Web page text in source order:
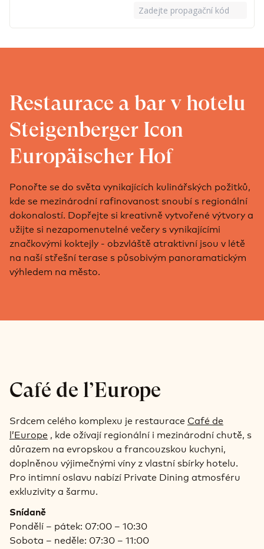
Zadejte propagační kód
Restaurace a bar v hotelu
Steigenberger Icon
Europäischer Hof
Ponořte se do světa vynikajících kulinářských požitků,
kde se mezinárodní rafinovanost snoubí s regionální
dokonalostí. Dopřejte si kreativně vytvořené výtvory a
užijte si nezapomenutelné večery s vynikajícími
značkovými koktejly - obzvláště atraktivní jsou v létě
na naší střešní terase s působivým panoramatickým
výhledem na město.
Café de l’Europe
Srdcem celého komplexu je restaurace Café de
l’Europe , kde ožívají regionální i mezinárodní chutě, s
důrazem na evropskou a francouzskou kuchyni,
doplněnou výjimečnými víny z vlastní sbírky hotelu.
Pro intimní oslavu nabízí Private Dining atmosféru
exkluzivity a šarmu.
Snídaně
Pondělí – pátek: 07:00 – 10:30
Sobota – neděle: 07:30 – 11:00